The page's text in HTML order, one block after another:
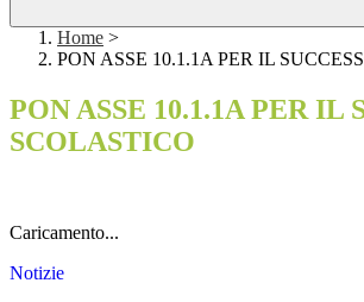
Home >
PON ASSE 10.1.1A PER IL
PON ASSE 10.1.1A PER IL
SCOLASTICO
Caricamento...
Notizie